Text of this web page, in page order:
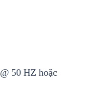
50 HZ hoặc